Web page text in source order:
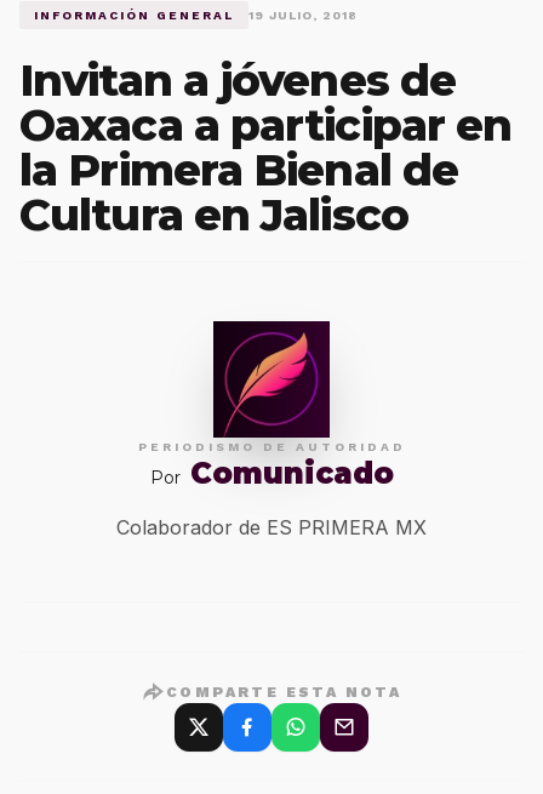
INFORMACIÓN GENERAL 19 JULIO, 2018
Invitan a jóvenes de
Oaxaca a participar en
la Primera Bienal de
Cultura en Jalisco
PERIODISMO DE AUTORIDAD
Por Comunicado
Colaborador de ES PRIMERA MX
COMPARTE ESTA NOTA